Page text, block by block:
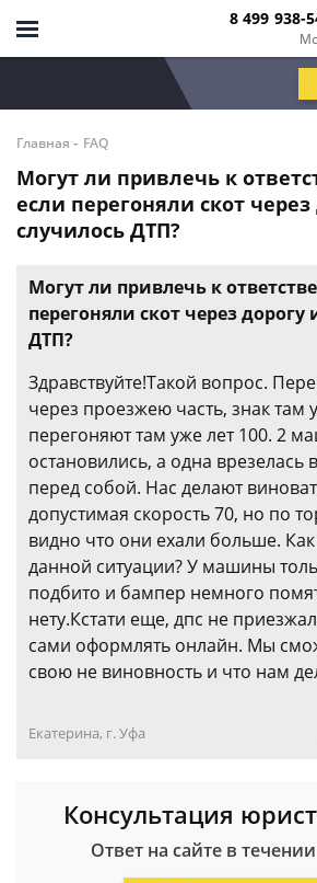
8 499 938-
Главная - FAQ
Могут ли привлечь к
если перегоняли скот через
случилось ДТП?
Могут ли привлечь к
перегоняли скот через дорогу
ДТП?
Здравствуйте!Такой вопрос.
через проезжею часть, знак там
перегоняют там уже лет 100. 2
остановились, а одна врезелась
перед собой. Нас делают
допустимая скорость 70, но по
видно что они ехали больше.
данной ситуации? У машины
подбито и бампер немного
нету.Кстати еще, дпс не
сами оформлять онлайн. Мы
свою не виновность и что нам
Екатерина, г. Уфа
Консультация
Ответ на сайте в